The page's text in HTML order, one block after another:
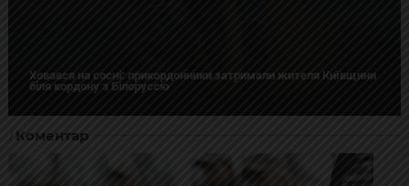
Ховався на сосні: прикордонники затримали жителя Київщини
біля кордону з Білоруссю
Коментар